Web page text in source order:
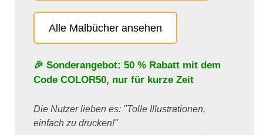
Alle Malbücher ansehen
🎉 Sonderangebot: 50 % Rabatt mit dem
Code COLOR50, nur für kurze Zeit
Die Nutzer lieben es: "Tolle Illustrationen,
einfach zu drucken!"